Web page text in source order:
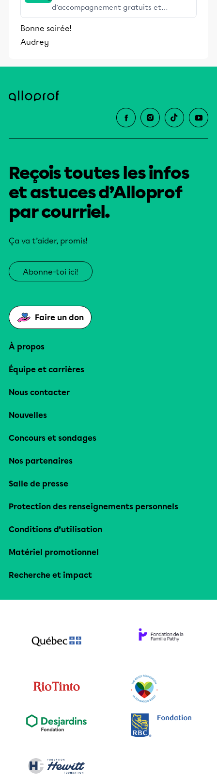
d’accompagnement gratuits et
stimulants, Alloprof engage les élèves
et leurs parents dans la réussite
Bonne soirée!
Audrey
Reçois toutes les infos
et astuces d’Alloprof
par courriel.
Ça va t’aider, promis!
Abonne-toi ici!
Faire un don
À propos
Équipe et carrières
Nous contacter
Nouvelles
Concours et sondages
Nos partenaires
Salle de presse
Protection des renseignements personnels
Conditions d’utilisation
Matériel promotionnel
Recherche et impact